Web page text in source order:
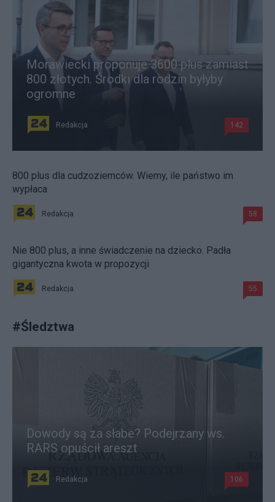
Morawiecki proponuje 3600 plus zamiast
800 złotych. Środki dla rodzin byłyby
ogromne
Redakcja 142
800 plus dla cudzoziemców. Wiemy, ile państwo im
wypłaca
Redakcja 58
Nie 800 plus, a inne świadczenie na dziecko. Padła
gigantyczna kwota w propozycji
Redakcja 55
#Śledztwa
Dowody są za słabe? Podejrzany ws.
RARS opuścił areszt
Redakcja 106